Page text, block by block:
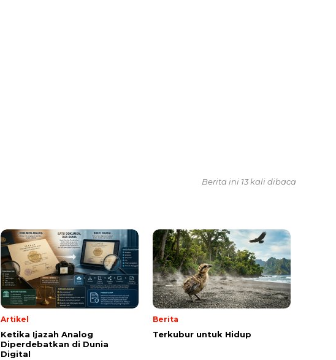
Berita ini 13 kali dibaca
Artikel
Ketika Ijazah Analog
Diperdebatkan di Dunia
Digital
Berita
Terkubur untuk Hidup